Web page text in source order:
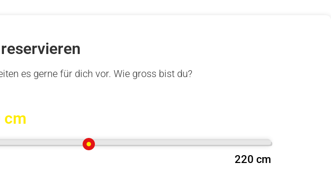
es gerne für dich vor. Wie gross bist du?
cm
220 cm